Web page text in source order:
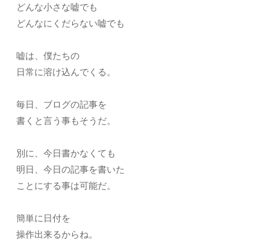
どんな小さな嘘でも
どんなにくだらない嘘でも
嘘は、僕たちの
日常に溶け込んでくる。
毎日、ブログの記事を
書くと言う事もそうだ。
別に、今日書かなくても
明日、今日の記事を書いた
ことにする事は可能だ。
簡単に日付を
操作出来るからね。